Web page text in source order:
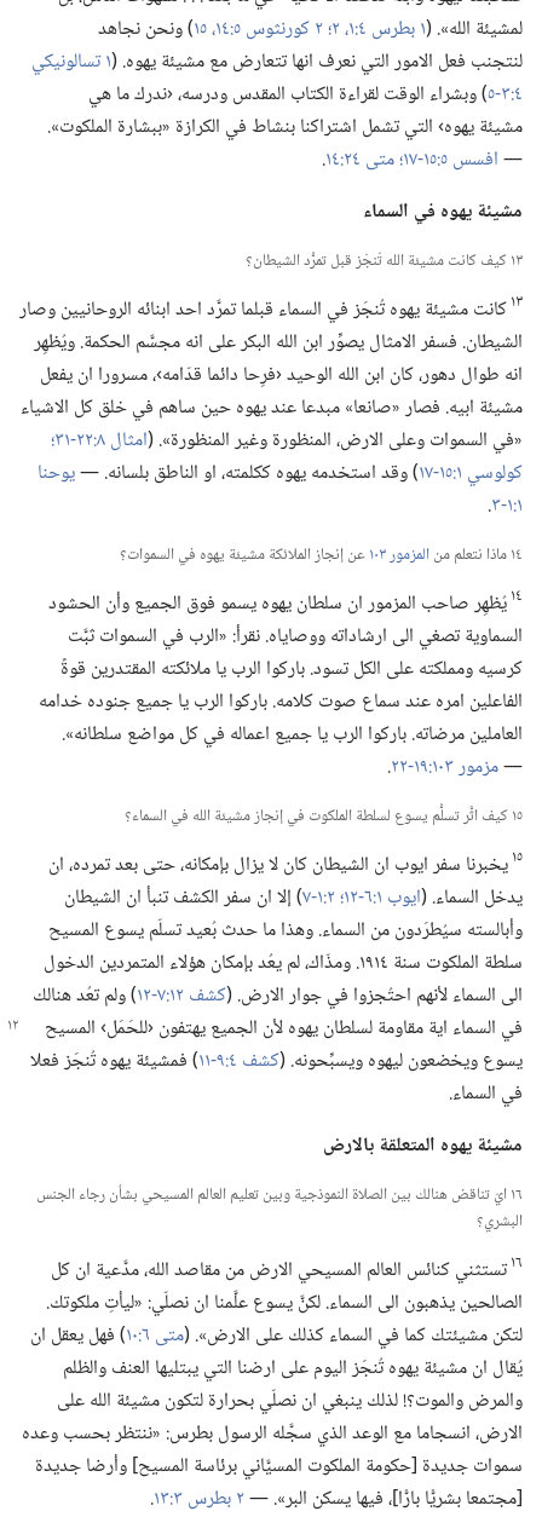
لمشيئة الله».‏ (‏١ بطرس ٤:‏١،‏ ٢؛‏
‏)‏ ونحن نجاهد
لنتجنب فعل الامور التي نعرف انها تتعارض مع مشيئة يهوه.‏ (‏ ١ تسالونيكي
٤:‏٣-‏٥
‏)‏ وبشراء الوقت لقراءة الكتاب المقدس ودرسه،‏ ‹ندرك ما هي
مشيئة يهوه› التي تشمل اشتراكنا بنشاط في الكرازة «ببشارة الملكوت».‏
—‏افسس ٥:‏١٥-‏١٧؛‏ متى ٢٤:‏١٤
‏.‏
مشيئة يهوه في السماء
١٣ كيف كانت مشيئة الله تُنجَز قبل تمرُّد الشيطان؟‏
١٣كانت مشيئة يهوه تُنجَز في السماء قبلما تمرَّد احد ابنائه الروحانيين وصار
الشيطان.‏ فسفر الامثال يصوِّر ابن الله البكر على انه مجسَّم الحكمة.‏ ويُظهِر
انه طوال دهور،‏ كان ابن الله الوحيد ‹فرِحا دائما قدّامه›،‏ مسرورا ان يفعل
مشيئة ابيه.‏ فصار «صانعا» مبدعا عند يهوه حين ساهم في خلق كل الاشياء
«في السموات وعلى الارض،‏ المنظورة وغير المنظورة».‏ (‏امثال ٨:‏٢٢-‏٣١؛‏
كولوسي ١:‏١٥-‏١٧
‏)‏ وقد استخدمه يهوه ككلمته،‏ او الناطق بلسانه.‏ —‏يوحنا
١:‏١-‏٣
‏.‏
١٤ ماذا نتعلم من المزمور ١٠٣
عن إنجاز الملائكة مشيئة يهوه في السموات؟‏
١٤يُظهِر صاحب المزمور ان سلطان يهوه يسمو فوق الجميع وأن الحشود
السماوية تصغي الى ارشاداته ووصاياه.‏ نقرأ:‏ «الرب في السموات ثبَّت
كرسيه ومملكته على الكل تسود.‏ باركوا الرب يا ملائكته المقتدرين قوةً
الفاعلين امره عند سماع صوت كلامه.‏ باركوا الرب يا جميع جنوده خدامه
العاملين مرضاته.‏ باركوا الرب يا جميع اعماله في كل مواضع سلطانه».‏
—‏مزمور ١٠٣:‏١٩-‏٢٢ ‏.‏
١٥ كيف اثَّر تسلُّم يسوع لسلطة الملكوت في إنجاز مشيئة الله في السماء؟‏
١٥يخبرنا سفر ايوب ان الشيطان كان لا يزال بإمكانه،‏ حتى بعد تمرده،‏ ان
يدخل السماء.‏ (‏ايوب ١:‏٦-‏١٢؛‏
‏)‏ إلا ان سفر الكشف تنبأ ان الشيطان
وأبالسته سيُطرَدون من السماء.‏ وهذا ما حدث بُعيد تسلّم يسوع المسيح
سلطة الملكوت سنة ١٩١٤.‏ ومذّاك،‏ لم يعُد بإمكان هؤلاء المتمردين الدخول
الى السماء لأنهم احتُجزوا في جوار الارض.‏ (‏كشف ١٢:‏٧-‏١٢
‏)‏ ولم تعُد هنالك
في السماء اية مقاومة لسلطان يهوه لأن الجميعيهتفون ‹للحَمَل› المسيح
يسوع ويخضعون ليهوه ويسبِّحونه.‏ (‏كشف ٤:‏٩-‏١١
‏)‏ فمشيئة يهوه تُنجَز فعلا
في السماء.‏
مشيئة يهوه المتعلقة بالارض
١٦ ايّ تناقض هنالك بين الصلاة النموذجية وبين تعليم العالم المسيحي بشأن رجاء الجنس
البشري؟‏
١٦تستثني كنائس العالم المسيحي الارض من مقاصد الله،‏ مدَّعية ان كل
الصالحين يذهبون الى السماء.‏ لكنَّ يسوع علَّمنا ان نصلّي:‏ «ليأتِ ملكوتك.‏
لتكن مشيئتك كما في السماء كذلك على الارض».‏ (‏متى ٦:‏١٠
‏)‏ فهل يعقل ان
يُقال ان مشيئة يهوه تُنجَز اليوم على ارضنا التي يبتليها العنف والظلم
والمرض والموت؟‏!‏ لذلك ينبغي ان نصلّي بحرارة لتكون مشيئة الله على
الارض،‏ انسجاما مع الوعد الذي سجَّله الرسول بطرس:‏ «ننتظر بحسب وعده
سموات جديدة [حكومة الملكوت المسيَّاني برئاسة المسيح] وأرضا جديدة
[مجتمعا بشريًّا بارًّا]،‏ فيها يسكن البر».‏ —‏٢ بطرس ٣:‏١٣ ‏.‏